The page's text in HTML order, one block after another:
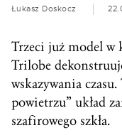
Łukasz Doskocz
Trzeci już model
Trilobe
wskazywania
powietrzu” układ
szafirowego szkła.